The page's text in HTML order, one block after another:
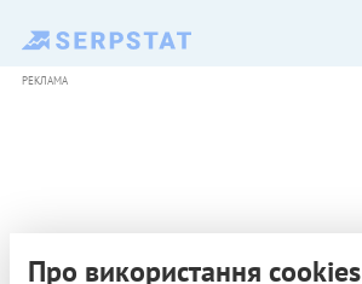
РЕКЛАМА
Про використання cookies